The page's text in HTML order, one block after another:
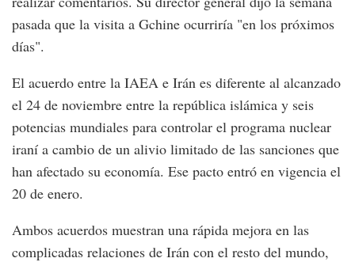
pasada que la visita a Gchine ocurriría "en los próximos
días".
El acuerdo entre la IAEA e Irán es diferente al alcanzado
el 24 de noviembre entre la república islámica y seis
potencias mundiales para controlar el programa nuclear
iraní a cambio de un alivio limitado de las sanciones que
han afectado su economía. Ese pacto entró en vigencia el
20 de enero.
Ambos acuerdos muestran una rápida mejora en las
complicadas relaciones de Irán con el resto del mundo,